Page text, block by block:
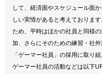
して、経済面やスケジュール面
しい実情があると考えておりま
ため、平時はほかの社員と同様
加、さらにそのための練習・社
「ゲーマー社員」の採用に取り組
ゲーマー社員の活動などは以下